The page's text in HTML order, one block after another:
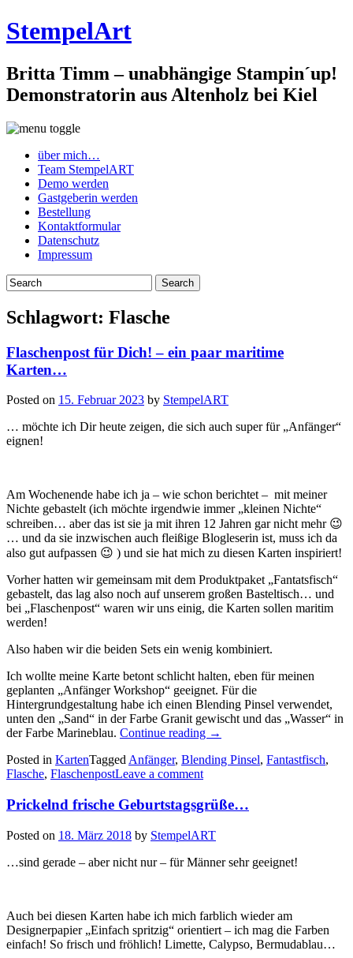
StempelArt
Britta Timm – unabhängige Stampin´up!
Demonstratorin aus Altenholz bei Kiel
über mich…
Team StempelART
Demo werden
Gastgeberin werden
Bestellung
Kontaktformular
Datenschutz
Impressum
Schlagwort: Flasche
Flaschenpost für Dich! – ein paar maritime
Karten…
Posted on 15. Februar 2023 by StempelART
… möchte ich Dir heute zeigen, die sich auch super für „Anfänger“
eignen!
Am Wochenende habe ich ja – wie schon berichtet – mit meiner
Nichte gebastelt (ich möchte irgendwie immer „kleinen Nichte“
schreiben… aber das ist sie ja mit ihren 12 Jahren gar nicht mehr 😉
… und da sie inzwischen auch fleißige Blogleserin ist, muss ich da
also gut aufpassen 😉 ) und sie hat mich zu diesen Karten inspiriert!
Vorher hatten wir gemeinsam mit dem Produktpaket „Fantatsfisch“
gebastelt, das lag also noch auf unserem großen Basteltisch… und
bei „Flaschenpost“ waren wir uns einig, die Karten sollen maritim
werden!
Also haben wir die beiden Sets ein wenig kombiniert.
Ich wollte meine Karte betont schlicht halten, eben für meinen
geplanten „Anfänger Workshop“ geeignet. Für die
Hintergrundgestaltung habe ich einen Blending Pinsel verwendet,
unten den „Sand“ in der Farbe Granit gewischt und das „Wasser“ in
der Farbe Marineblau. Continue reading „Flaschenpost
Dich!
paar
Karten…“
→
Posted in KartenTagged Anfänger, Blending Pinsel, Fantastfisch,
Flasche, FlaschenpostLeave a comment
Prickelnd frische Geburtstagsgrüße…
Posted on 18. März 2018 by StempelART
…sind gerade – aber nicht nur – für Männer sehr geeignet!
Auch bei diesen Karten habe ich mich farblich wieder am
Designerpapier „Einfach spritzig“ orientiert – ich mag die Farben
einfach! So frisch und fröhlich! Limette, Calypso, Bermudablau…